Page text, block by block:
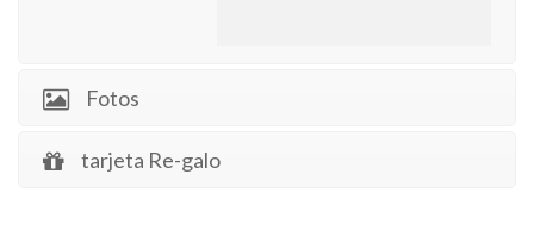
Fotos
tarjeta Re-galo